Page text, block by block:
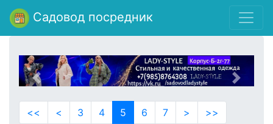
Садовод посредник
Previous Next
<< < 3 4 5 6 7 > >>